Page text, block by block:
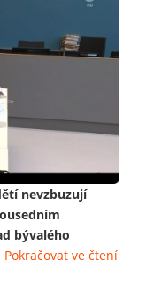
nevzbuzují
bývalého
Pokračovat ve čtení